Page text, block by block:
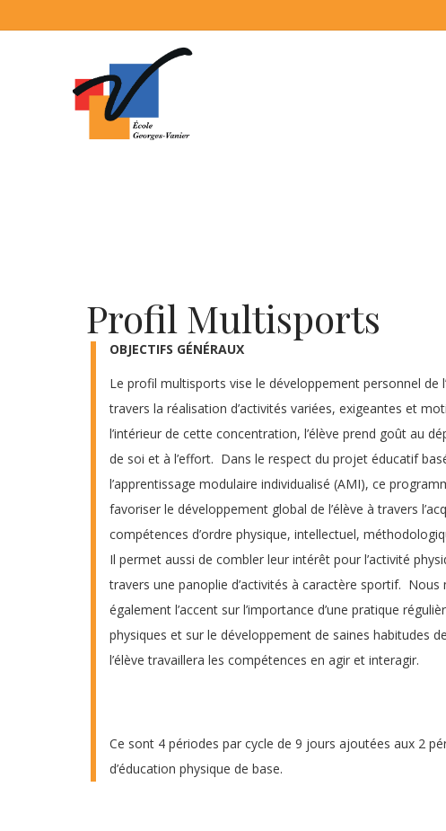
Profil Multisports
OBJECTIFS GÉNÉRAUX
Le profil multisports vise le développement personnel de
travers la réalisation d’activités variées, exigeantes et
l’intérieur de cette concentration, l’élève prend goût au
de soi et à l’effort. Dans le respect du projet éducatif
l’apprentissage modulaire individualisé (AMI), ce
favoriser le développement global de l’élève à travers
compétences d’ordre physique, intellectuel,
Il permet aussi de combler leur intérêt pour l’activité
travers une panoplie d’activités à caractère sportif. Nous
également l’accent sur l’importance d’une pratique
physiques et sur le développement de saines habitudes
l’élève travaillera les compétences en agir et interagir.
Ce sont 4 périodes par cycle de 9 jours ajoutées aux 2
d’éducation physique de base.